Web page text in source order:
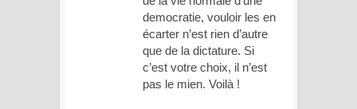
democratie, vouloir les en
écarter n’est rien d’autre
que de la dictature. Si
c’est votre choix, il n’est
pas le mien. Voilà !